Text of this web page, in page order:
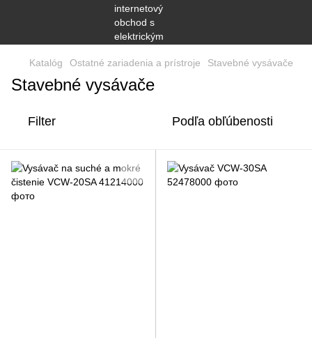
Katalóg Ostatné zariadenia a prístroje Stavebné vysávače
Stavebné vysávače
Filter Podľa obľúbenosti